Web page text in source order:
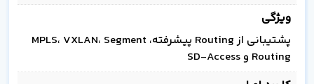
ویژگی
پشتیبانی از Routing پیشرفته، MPLS، VXLAN، Segment
Routing و SD-Access